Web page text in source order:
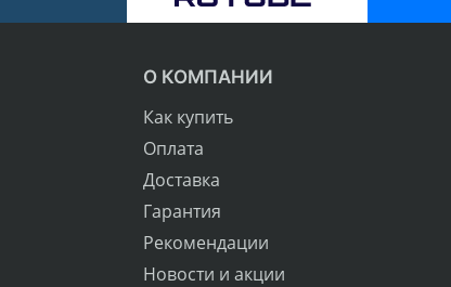
О КОМПАНИИ
Как купить
Оплата
Доставка
Гарантия
Рекомендации
Новости и акции